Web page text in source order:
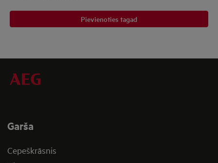
Pievienoties tagad
Garša
Cepeškrāsnis